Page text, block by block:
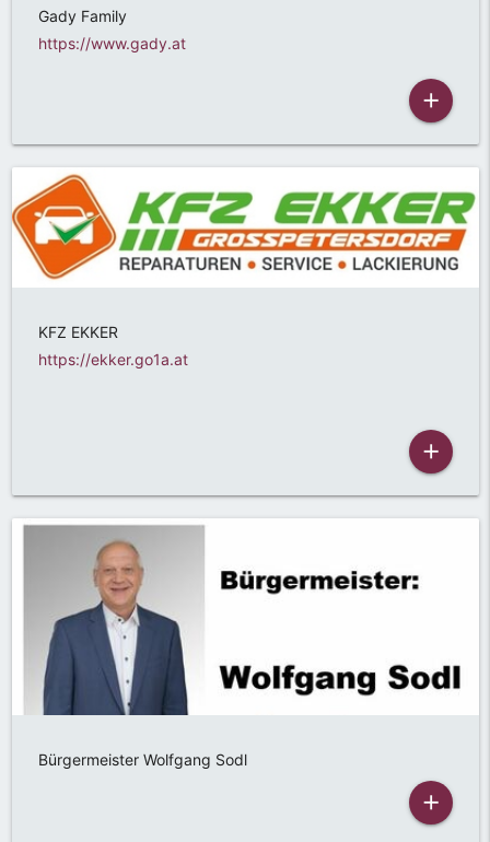
Gady Family
https://www.gady.at
add
KFZ EKKER
https://ekker.go1a.at
add
Bürgermeister Wolfgang Sodl
add